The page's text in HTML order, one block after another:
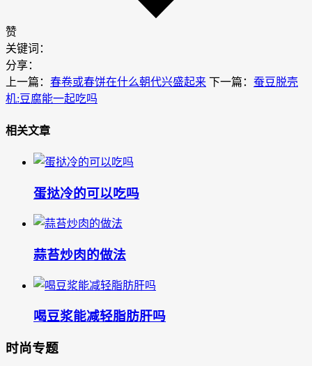
赞
关键词：
分享：
上一篇： 春卷或春饼在什么朝代兴盛起来 下一篇： 蚕豆脱壳
机:豆腐能一起吃吗
相关文章
蛋挞冷的可以吃吗
蒜苔炒肉的做法
喝豆浆能减轻脂肪肝吗
时尚专题